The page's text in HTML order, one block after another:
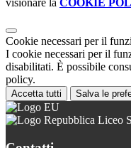
visionare la COOKIE
Cookie necessari per il
I cookie necessari per il
disabilitati. È possibile
policy.
Accetta tutti Salva le
Liceo